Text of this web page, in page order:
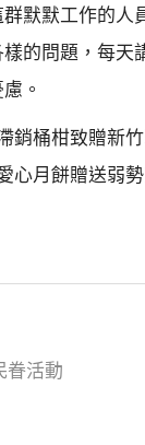
默默工作的
的問題，每
。
銷桶柑致贈新
月餅贈送弱
眷活動